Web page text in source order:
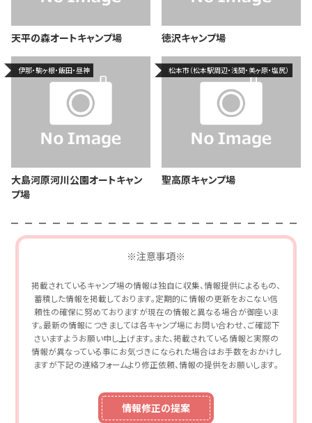
天平の森オートキャンプ場 徳沢キャンプ場
伊那・駒ヶ根・飯田・昼神
大島河原河川公園オートキャン
プ場
松本市（松本駅周辺・浅間・美ヶ原・塩尻）
聖高原キャンプ場
※注意事項※
掲載されているキャンプ場の情報は独自に収集、情報提供によるもの、
蓄積した情報を掲載しております。定期的に情報の更新をおこない信
頼性の確保に努めておりますが現在の情報と異なる場合が御座いま
す。最新の情報につきましては各キャンプ場にお問い合わせ、ご確認下
さいますようお願い申し上げます。また、掲載されている情報と実際の
情報が異なっている事にお気づきになられた場合はお手数をおかけし
ますが下記の連絡フォームより修正依頼、情報の提供をお願いします。
情報修正の提案